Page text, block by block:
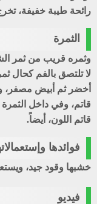
رائحة طيبة خفيفة،
الثمرة
وثمره قريب من ثمر
لا تلتصق بالفم كحال
أخضر ثم أبيض مصفر،
قاتم، وفي داخل
قاتم اللون، أيضاً.
فوائدها
خشبها وقود جيد،
فيديو